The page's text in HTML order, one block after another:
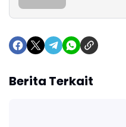
Berita Terkait